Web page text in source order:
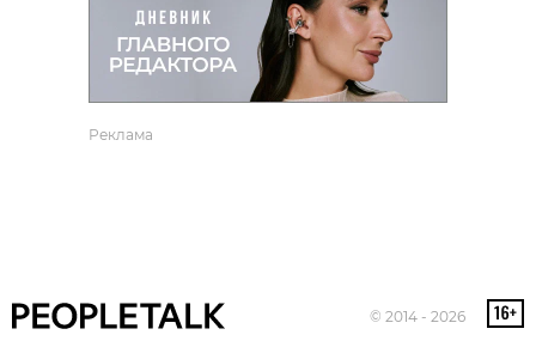
Реклама
© 2014 - 2026